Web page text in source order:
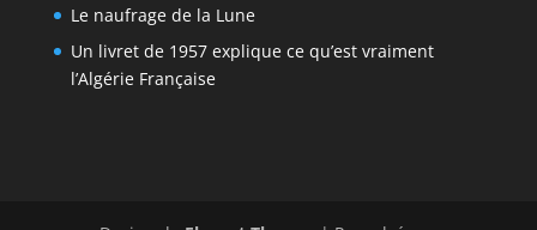
Le naufrage de la Lune
Un livret de 1957 explique ce qu’est vraiment
l’Algérie Française